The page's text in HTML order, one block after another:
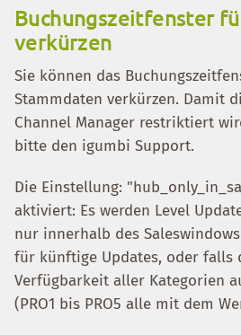
Buchungszeitfenster
verkürzen
Sie können das
Stammdaten verkürzen. Damit
Channel Manager restriktiert
bitte den igumbi Support.
Die Einstellung:
aktiviert: Es werden Level
nur innerhalb des
für künftige Updates, oder falls
Verfügbarkeit aller Kategorien
(PRO1 bis PRO5 alle mit dem